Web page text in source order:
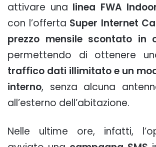
attivare una linea FWA
con l’offerta Super Internet
prezzo mensile scontato in
permettendo di ottenere
traffico dati illimitato e un
interno, senza alcuna
all’esterno dell’abitazione.
Nelle ultime ore, infatti,